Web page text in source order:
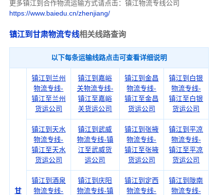
更多镇江到合作物流运输方式请点击：镇江物流专线公司
https://www.baiedu.cn/zhenjiang/
镇江到甘肃物流专线相关线路查询
以下每条运输线路点击可查看详细说明
甘
镇江到兰州
物流专线-
镇江至兰州
货运公司
镇江到嘉峪
关物流专线-
镇江至嘉峪
关货运公司
镇江到金昌
物流专线-
镇江至金昌
货运公司
镇江到白银
物流专线-
镇江至白银
货运公司
镇江到天水
物流专线-
镇江至天水
货运公司
镇江到武威
物流专线-镇
江至武威货
运公司
镇江到张掖
物流专线-
镇江至张掖
货运公司
镇江到平凉
物流专线-
镇江至平凉
货运公司
镇江到酒泉
物流专线-
镇江到庆阳
物流专线-镇
镇江到定西
物流专线-
镇江到陇南
物流专线-